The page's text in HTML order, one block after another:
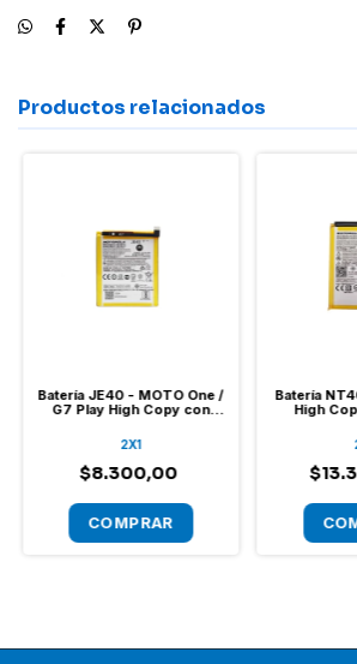
Productos relacionados
Batería JE40 - MOTO One /
G7 Play High Copy con
2X1
$8.300,00
Batería
High